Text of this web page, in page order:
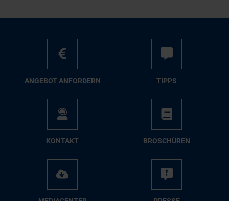
AN­GE­BOT AN­FOR­DERN TIPPS
KON­TAKT BRO­SCHÜ­REN